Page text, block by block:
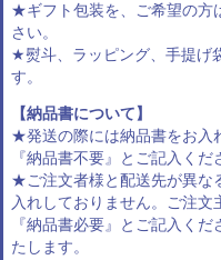
★ギフト包装を、ご希望の方
さい。
★熨斗、ラッピング、手提げ
す 。
【納品書について】
★発送の際には納品書をお入
『納品書不要』とご記入くだ
★ご注文者様と配送先が異な
入れしておりません。ご注
『納品書必要』とご記入く
たします。